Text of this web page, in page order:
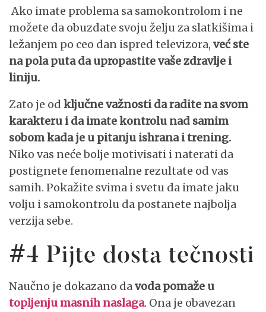
Ako imate problema sa samokontrolom i ne
možete da obuzdate svoju želju za slatkišima i
ležanjem po ceo dan ispred televizora, već ste
na pola puta da upropastite vaše zdravlje i
liniju.
Zato je od ključne važnosti da radite na svom
karakteru i da imate kontrolu nad samim
sobom kada je u pitanju ishrana i trening.
Niko vas neće bolje motivisati i naterati da
postignete fenomenalne rezultate od vas
samih. Pokažite svima i svetu da imate jaku
volju i samokontrolu da postanete najbolja
verzija sebe.
#4 Pijte dosta tečnosti
Naučno je dokazano davoda pomaže u
topljenju masnih naslaga. Ona je obavezan